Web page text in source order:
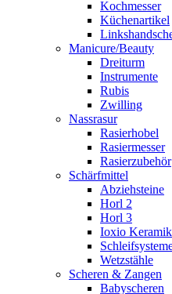
Kochmesser
Küchenartikel
Manicure/Beauty
Dreiturm
Instrumente
Rubis
Zwilling
Nassrasur
Rasierhobel
Rasiermesser
Rasierzubehör
Schärfmittel
Abziehsteine
Horl 2
Horl 3
Ioxio
Wetzstähle
Scheren & Zangen
Babyscheren